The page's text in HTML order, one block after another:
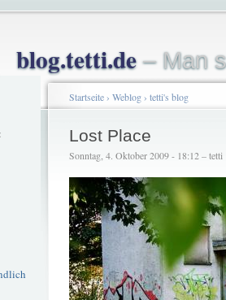
blog.tetti.de– Man
Startseite› Weblog› tetti's blog
Lost Place
Sonntag, 4. Oktober 2009 - 18:12 – tetti